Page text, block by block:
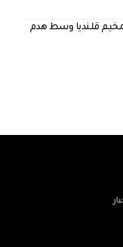
مخيم قلنديا وسط هدم